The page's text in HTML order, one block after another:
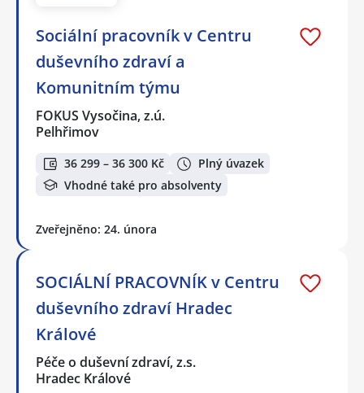
Sociální pracovník v Centru
duševního zdraví a
Komunitním týmu
FOKUS Vysočina, z.ú.
Pelhřimov
36 299 – 36 300 Kč
Plný úvazek
Vhodné také pro absolventy
Zveřejněno: 24. února
SOCIÁLNÍ PRACOVNÍK v Centru
duševního zdraví Hradec
Králové
Péče o duševní zdraví, z.s.
Hradec Králové